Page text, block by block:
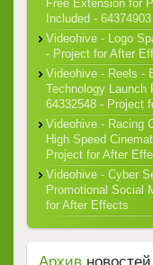
Free Extension for
Included - 64374903
Videohive - Logo
- Project for After
Videohive - Reels -
Technology Launch
64332548 - Project
Videohive - Racing
High Speed
Project for After
Videohive - Cyber
Promotional Social
for After Effects